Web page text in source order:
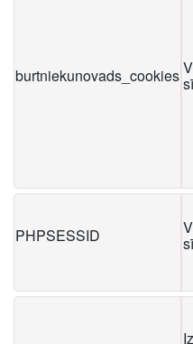
burtniekunovads_cookies
PHPSESSID